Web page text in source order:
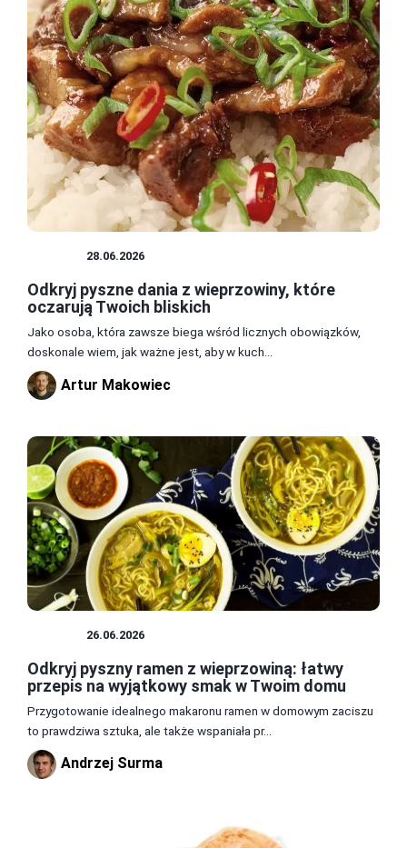
28.06.2026
Odkryj pyszne dania z wieprzowiny, które
oczarują Twoich bliskich
Jako osoba, która zawsze biega wśród licznych obowiązków,
doskonale wiem, jak ważne jest, aby w kuch...
Artur Makowiec
26.06.2026
Odkryj pyszny ramen z wieprzowiną: łatwy
przepis na wyjątkowy smak w Twoim domu
Przygotowanie idealnego makaronu ramen w domowym zaciszu
to prawdziwa sztuka, ale także wspaniała pr...
Andrzej Surma